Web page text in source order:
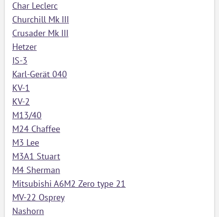
Char Leclerc
Churchill Mk III
Crusader Mk III
Hetzer
IS-3
Karl-Gerät 040
KV-1
KV-2
M13/40
M24 Chaffee
M3 Lee
M3A1 Stuart
M4 Sherman
Mitsubishi A6M2 Zero type 21
MV-22 Osprey
Nashorn